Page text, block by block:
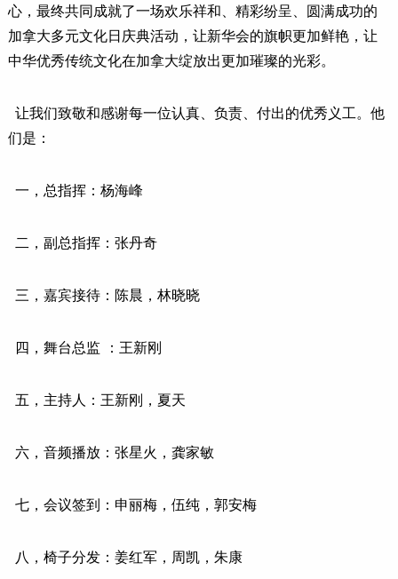
心，最终共同成就了一场欢乐祥和、精彩纷呈、圆满成功的
加拿大多元文化日庆典活动，让新华会的旗帜更加鲜艳，让
中华优秀传统文化在加拿大绽放出更加璀璨的光彩。
让我们致敬和感谢每一位认真、负责、付出的优秀义工。他
们是：
一，总指挥：杨海峰
二，副总指挥：张丹奇
三，嘉宾接待：陈晨，林晓晓
四，舞台总监 ：王新刚
五，主持人：王新刚，夏天
六，音频播放：张星火，龚家敏
七，会议签到：申丽梅，伍纯，郭安梅
八，椅子分发：姜红军，周凯，朱康